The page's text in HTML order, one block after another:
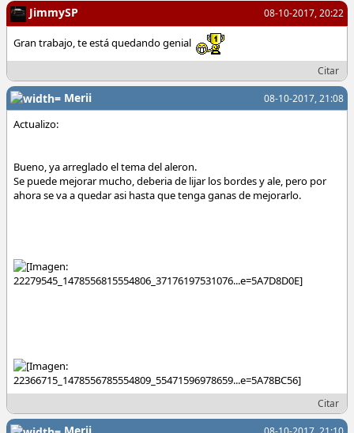
08-10-2017, 20:22
JimmySP
Gran trabajo, te está quedando genial
Citar
08-10-2017, 21:08
Merii
Actualizo:
Bueno, ya arreglado el tema del aleron.
Se puede mejorar mucho, deberia de lijar los bordes y ale, pero por
ahora se va a quedar asi hasta que tenga ganas de mejorarlo.
Citar